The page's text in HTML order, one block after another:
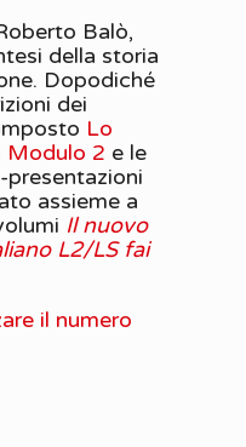
Balò,
della storia
Dopodiché
dei
Lo
Modulo 2 e le
assieme a
Il nuovo
L2/LS fai
il numero